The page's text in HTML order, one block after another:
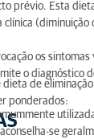
prévio. Esta
clínica
os
o diagnóstico
de
ponderados:
se